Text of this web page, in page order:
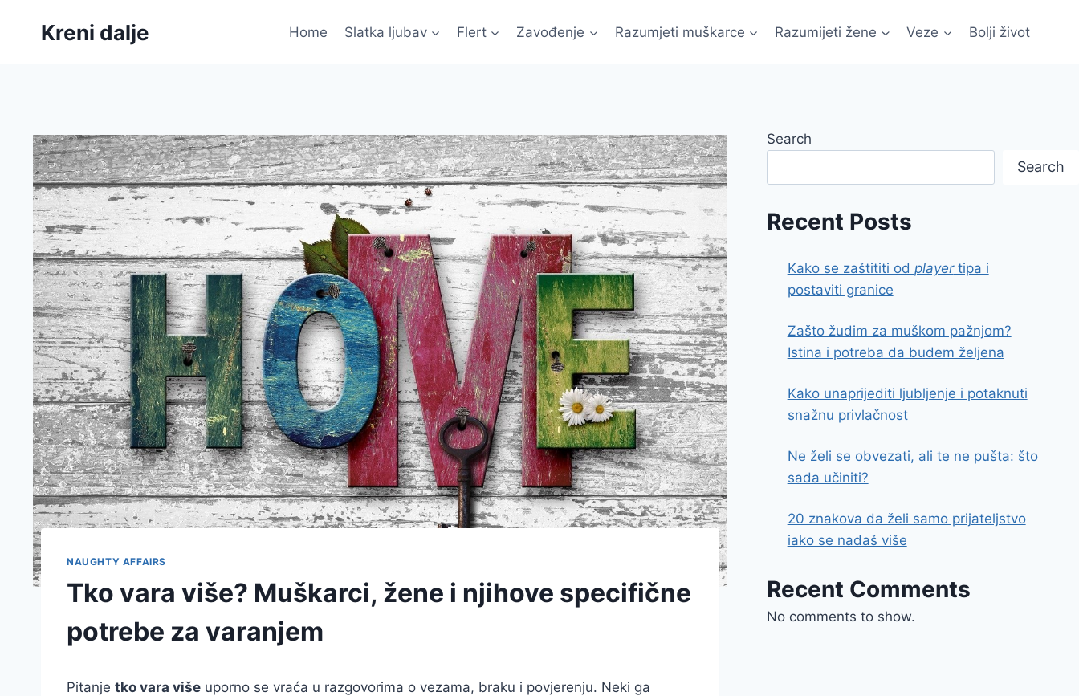
Kreni dalje Home Slatka ljubav Flert Zavođenje Razumjeti muškarce Razumijeti žene Veze Bolji život
NAUGHTY AFFAIRS
Tko vara više? Muškarci, žene i njihove specifične
potrebe za varanjem
Pitanje tko vara više uporno se vraća u razgovorima o vezama, braku i povjerenju. Neki ga
Search
Search
Recent Posts
Kako se zaštititi od playertipa i
postaviti granice
Zašto žudim za muškom pažnjom?
Istina i potreba da budem željena
Kako unaprijediti ljubljenje i potaknuti
snažnu privlačnost
Ne želi se obvezati, ali te ne pušta: što
sada učiniti?
20 znakova da želi samo prijateljstvo
iako se nadaš više
Recent Comments
No comments to show.